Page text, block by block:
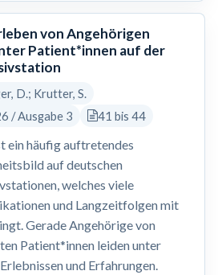
von Angehörigen
Patient*innen auf der
D.; Krutter, S.
/ Ausgabe 3
41 bis 44
ein häufig auftretendes
auf deutschen
welches viele
und Langzeitfolgen mit
Gerade Angehörige von
Patient*innen leiden unter
und Erfahrungen.